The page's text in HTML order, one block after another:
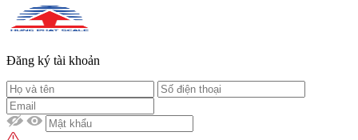
Đăng ký tài khoản